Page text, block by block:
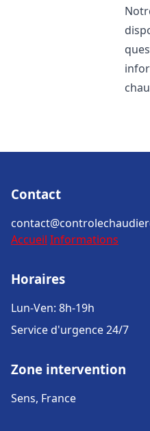
Contact
Accueil Informations
Horaires
Lun-Ven: 8h-19h
Service d'urgence 24/7
Zone intervention
Sens, France